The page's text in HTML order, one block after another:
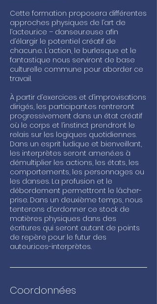
Cette formation proposera différentes
approches physiques de l’art de
l’acteur.ice – danseur.euse afin
d’élargir le potentiel créatif de
chacun.e. L’action, le burlesque et le
fantastique nous serviront de base
culturelle commune pour aborder ce
travail.
À partir d’exercices et d’improvisations
dirigés, les participant.es rentreront
progressivement dans un état créatif
où le corps et l’instinct prendront le
relais sur les logiques quotidiennes.
Dans un esprit ludique et bienveillant,
les interprètes seront amené.es à
démultiplier les actions, les états, les
comportements, les personnages ou
les danses. La profusion et le
débordement permettront le lâcher-
prise. Dans un deuxième temps, nous
tenterons d’ordonner ce stock de
matières physiques dans des
écritures qui seront autant de points
de repère pour le futur des
auteur.ices-interprètes.
Coordonnées